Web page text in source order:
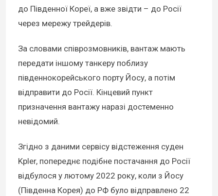
до Південної Кореї, а вже звідти – до Росії
через мережу трейдерів.
За словами співрозмовників, вантаж мають
передати іншому танкеру поблизу
південнокорейського порту Йосу, а потім
відправити до Росії. Кінцевий пункт
призначення вантажу наразі достеменно
невідомий.
Згідно з даними сервісу відстеження суден
Kpler, попереднє подібне постачання до Росії
відбулося у лютому 2022 року, коли з Йосу
(Південна Корея) до РФ було відправлено 22